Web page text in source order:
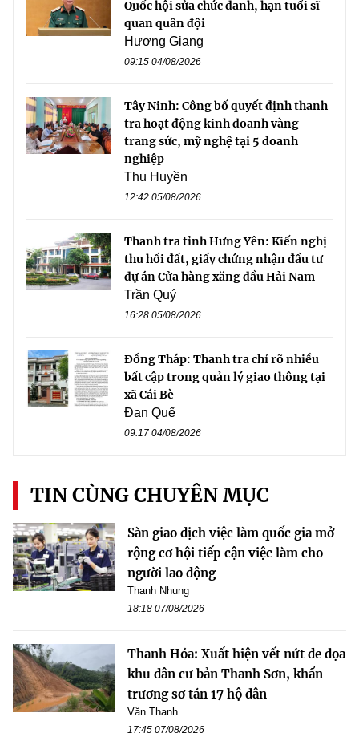
Quốc hội sửa chức danh, hạn tuổi sĩ
quan quân đội
Hương Giang
09:15 04/08/2026
Tây Ninh: Công bố quyết định thanh
tra hoạt động kinh doanh vàng
trang sức, mỹ nghệ tại 5 doanh
nghiệp
Thu Huyền
12:42 05/08/2026
Thanh tra tỉnh Hưng Yên: Kiến nghị
thu hồi đất, giấy chứng nhận đầu tư
dự án Cửa hàng xăng dầu Hải Nam
Trần Quý
16:28 05/08/2026
Đồng Tháp: Thanh tra chỉ rõ nhiều
bất cập trong quản lý giao thông tại
xã Cái Bè
Đan Quế
09:17 04/08/2026
TIN CÙNG CHUYÊN MỤC
Sàn giao dịch việc làm quốc gia mở
rộng cơ hội tiếp cận việc làm cho
người lao động
Thanh Nhung
18:18 07/08/2026
Thanh Hóa: Xuất hiện vết nứt đe dọa
khu dân cư bản Thanh Sơn, khẩn
trương sơ tán 17 hộ dân
Văn Thanh
17:45 07/08/2026